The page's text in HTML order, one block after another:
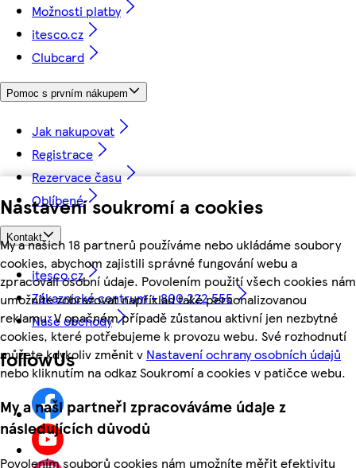
Nastavení soukromí a cookies
My a našich 18 partnerů používáme nebo ukládáme soubory
cookies, abychom zajistili správné fungování webu a
zpracovali osobní údaje. Povolením použití všech cookies nám
umožníte zobrazovat například také personalizovanou
reklamu. V opačném případě zůstanou aktivní jen nezbytné
cookies, které potřebujeme k provozu webu. Své rozhodnutí
můžete kdykoliv změnit v Nastavení ochrany osobních údajů
nebo kliknutím na odkaz Soukromí a cookies v patičce webu.
My a naši partneři zpracováváme údaje z
následujících důvodů
Povolením souborů cookies nám umožníte měřit efektivitu
Možnosti platby
itesco.cz
Clubcard
Pomoc s prvním nákupem
Jak nakupovat
Registrace
Rezervace času
Oblíbené
Kontakt
itesco.cz
Zákaznické centrum - 800 222 555
Naše obchody
followUs